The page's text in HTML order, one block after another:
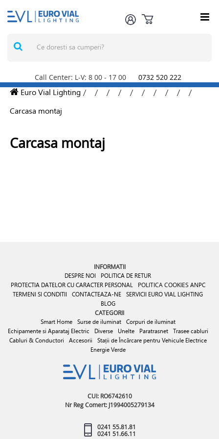
Call Center: L-V: 8 00 - 17 00 0732 520 222
Euro Vial Lighting / / / / / / / / /
/
Carcasa montaj
Carcasa montaj
INFORMATII
DESPRE NOI
POLITICA DE RETUR
PROTECTIA DATELOR CU CARACTER PERSONAL
POLITICA COOKIES ANPC
TERMENI SI CONDITII
CONTACTEAZA-NE SERVICII EURO VIAL LIGHTING
BLOG
CATEGORII
Smart Home Surse de iluminat
Corpuri de iluminat
Echipamente si Aparataj Electric
Diverse Unelte Paratrasnet
Trasee cabluri
Cabluri & Conductori
Accesorii
Stații de Încărcare pentru Vehicule Electrice
Energie Verde
CUI: RO6742610
Nr Reg Comert: J1994005279134
0241 55.81.81
0241 51.66.11